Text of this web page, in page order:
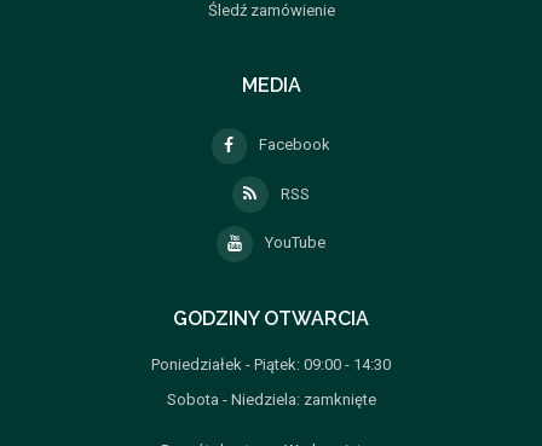
Śledź zamówienie
MEDIA
Facebook
RSS
YouTube
GODZINY OTWARCIA
Poniedziałek - Piątek: 09:00 - 14:30
Sobota - Niedziela: zamknięte